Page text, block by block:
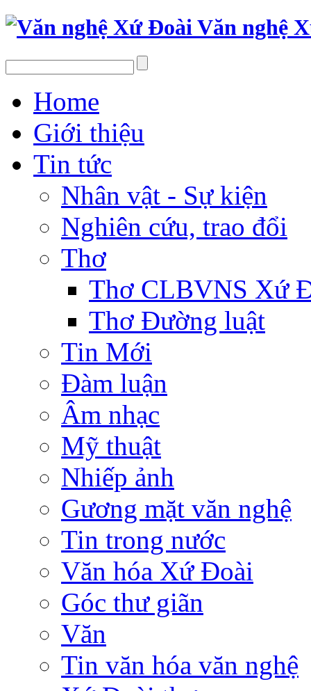
Văn nghệ
Home
Giới thiệu
Tin tức
Nhân vật - Sự kiện
Nghiên cứu, trao đổi
Thơ
Thơ CLBVNS Xứ
Thơ Đường luật
Tin Mới
Đàm luận
Âm nhạc
Mỹ thuật
Nhiếp ảnh
Gương mặt văn nghệ
Tin trong nước
Văn hóa Xứ Đoài
Góc thư giãn
Văn
Tin văn hóa văn nghệ